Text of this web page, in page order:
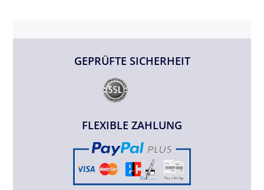
GEPRÜFTE SICHERHEIT
FLEXIBLE ZAHLUNG